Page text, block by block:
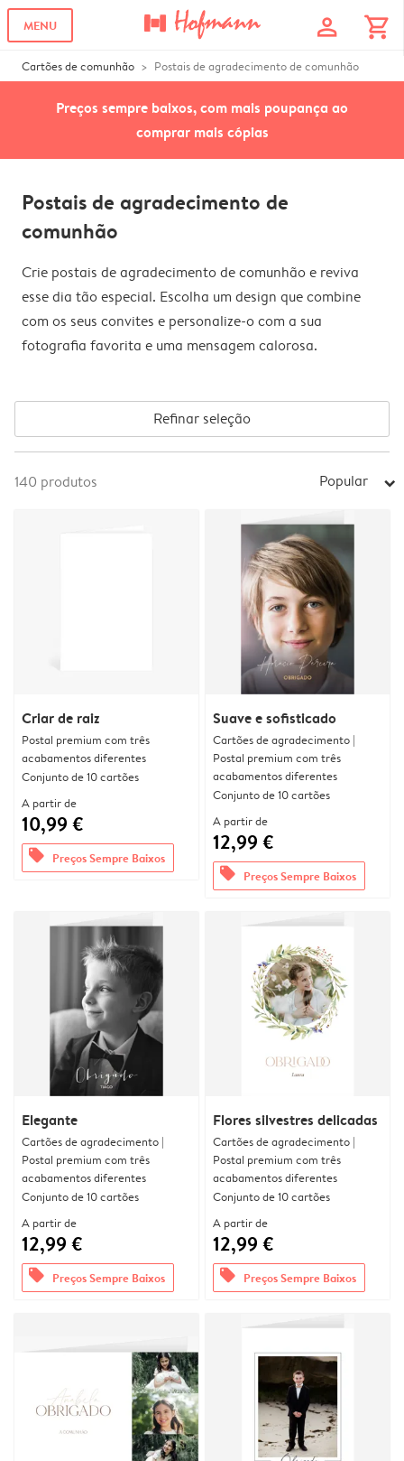
MENU profile shopping_cart
Cartões de comunhão Postais de agradecimento de comunhão
Preços sempre baixos, com mais poupança ao
comprar mais cópias
Postais de agradecimento de
comunhão
Crie postais de agradecimento de comunhão e reviva
esse dia tão especial. Escolha um design que combine
com os seus convites e personalize-o com a sua
fotografia favorita e uma mensagem calorosa.
Refinar seleção
140 produtos Popular arrow_right
Criar de raiz
Postal premium com três
acabamentos diferentes
Conjunto de 10 cartões
A partir de
10,99 €
offers Preços Sempre Baixos
Suave e sofisticado
Cartões de agradecimento |
Postal premium com três
acabamentos diferentes
Conjunto de 10 cartões
A partir de
12,99 €
offers Preços Sempre Baixos
Elegante
Cartões de agradecimento |
Postal premium com três
acabamentos diferentes
Conjunto de 10 cartões
A partir de
12,99 €
offers Preços Sempre Baixos
Flores silvestres delicadas
Cartões de agradecimento |
Postal premium com três
acabamentos diferentes
Conjunto de 10 cartões
A partir de
12,99 €
offers Preços Sempre Baixos